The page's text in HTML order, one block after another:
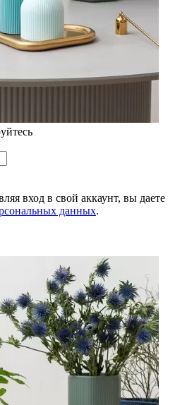
вход в свой аккаунт, вы даете
данных.